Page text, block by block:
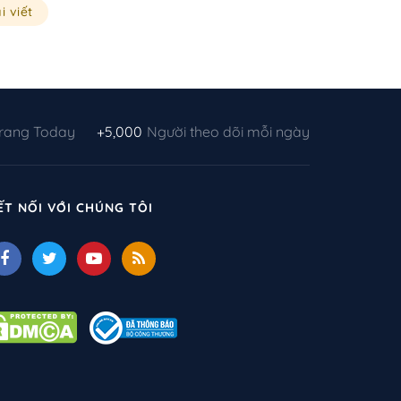
viết
Today +5,000 Người theo dõi mỗi ngày
NỐI VỚI CHÚNG TÔI